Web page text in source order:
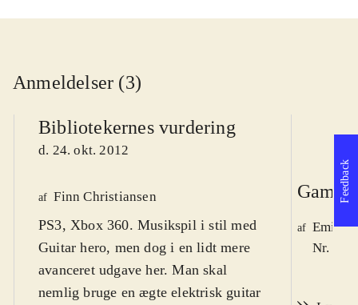
Anmeldelser (3)
Bibliotekernes vurdering
d. 24. okt. 2012
af Finn Christiansen
PS3, Xbox 360. Musikspil i stil med
Guitar hero, men dog i en lidt mere
avanceret udgave her. Man skal
nemlig bruge en ægte elektrisk guitar
Game
af Emil
Nr.
Feedback